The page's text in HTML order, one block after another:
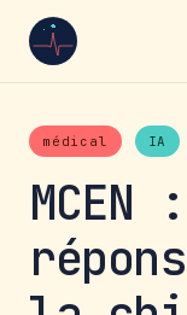
médical IA